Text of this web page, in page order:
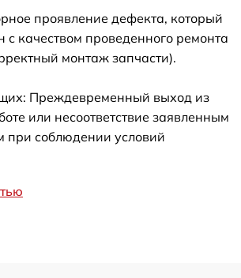
проявление дефекта, который
с качеством проведенного ремонта
монтаж запчасти).
Преждевременный выход из
или несоответствие заявленным
при соблюдении условий